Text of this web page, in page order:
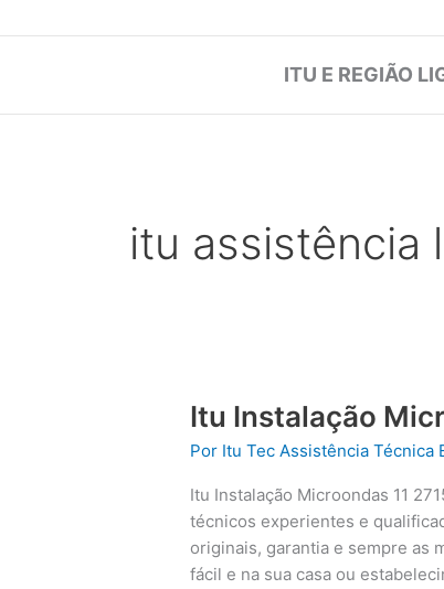
ITU E REGIÃO
itu assistência
Itu Instalação
Por Itu Tec Assistência Técnica
Itu Instalação Microondas 11
técnicos experientes e
originais, garantia e sempre as
fácil e na sua casa ou